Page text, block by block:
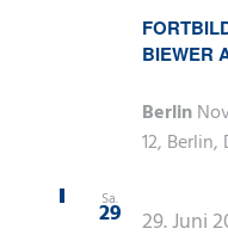
BIEWER
Berlin
12,
Sa.
29 29. Juni